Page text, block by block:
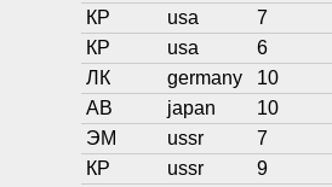
КР
usa 7
КР
usa 6
ЛК
germany 10
АВ
japan 10
ЭМ
ussr 7
КР
ussr 9